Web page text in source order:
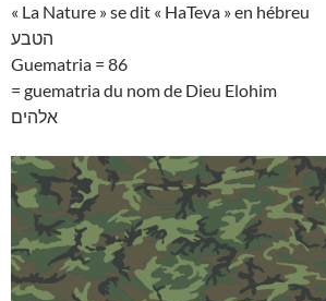
« La Nature » se dit « HaTeva » en hébreu
הטבע
Guematria = 86
= guematria du nom de Dieu Elohim
אלהים